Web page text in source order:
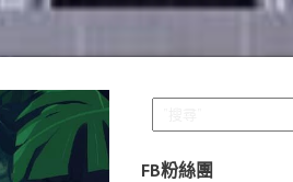
FB粉絲團